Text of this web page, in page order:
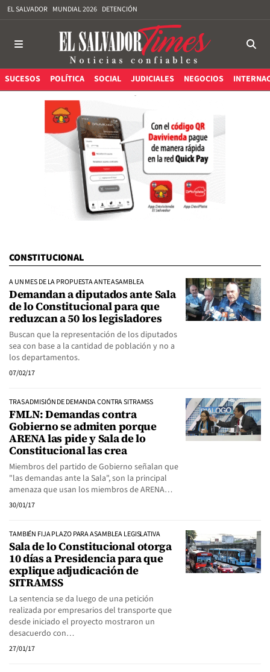
EL SALVADOR MUNDIAL 2026 DETENCIÓN
SUCESOS POLÍTICA SOCIAL JUDICIALES NEGOCIOS
CONSTITUCIONAL
A UN MES DE LA PROPUESTA ANTE ASAMBLEA
Demandan a diputados ante Sala
de lo Constitucional para que
reduzcan a 50 los legisladores
Buscan que la representación de los diputados
sea con base a la cantidad de población y no a
los departamentos.
07/02/17
TRAS ADMISIÓN DE DEMANDA CONTRA SITRAMSS
FMLN: Demandas contra
Gobierno se admiten porque
ARENA las pide y Sala de lo
Constitucional las crea
Miembros del partido de Gobierno señalan que
"las demandas ante la Sala", son la principal
amenaza que usan los miembros de ARENA…
30/01/17
TAMBIÉN FIJA PLAZO PARA ASAMBLEA LEGISLATIVA
Sala de lo Constitucional otorga
10 días a Presidencia para que
explique adjudicación de
SITRAMSS
La sentencia se da luego de una petición
realizada por empresarios del transporte que
desde iniciado el proyecto mostraron un
desacuerdo con…
27/01/17